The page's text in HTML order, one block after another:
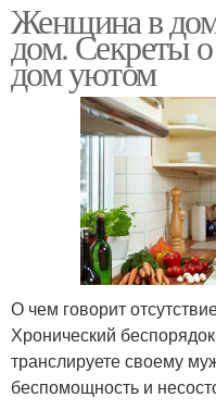
Женщина в
дом. Секреты
дом уютом
О чем говорит
Хронический
транслируете своему
беспомощность и